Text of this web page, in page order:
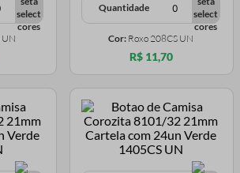
UN
Quantidade
Cor: Roxo 208CS UN
R$ 11,70